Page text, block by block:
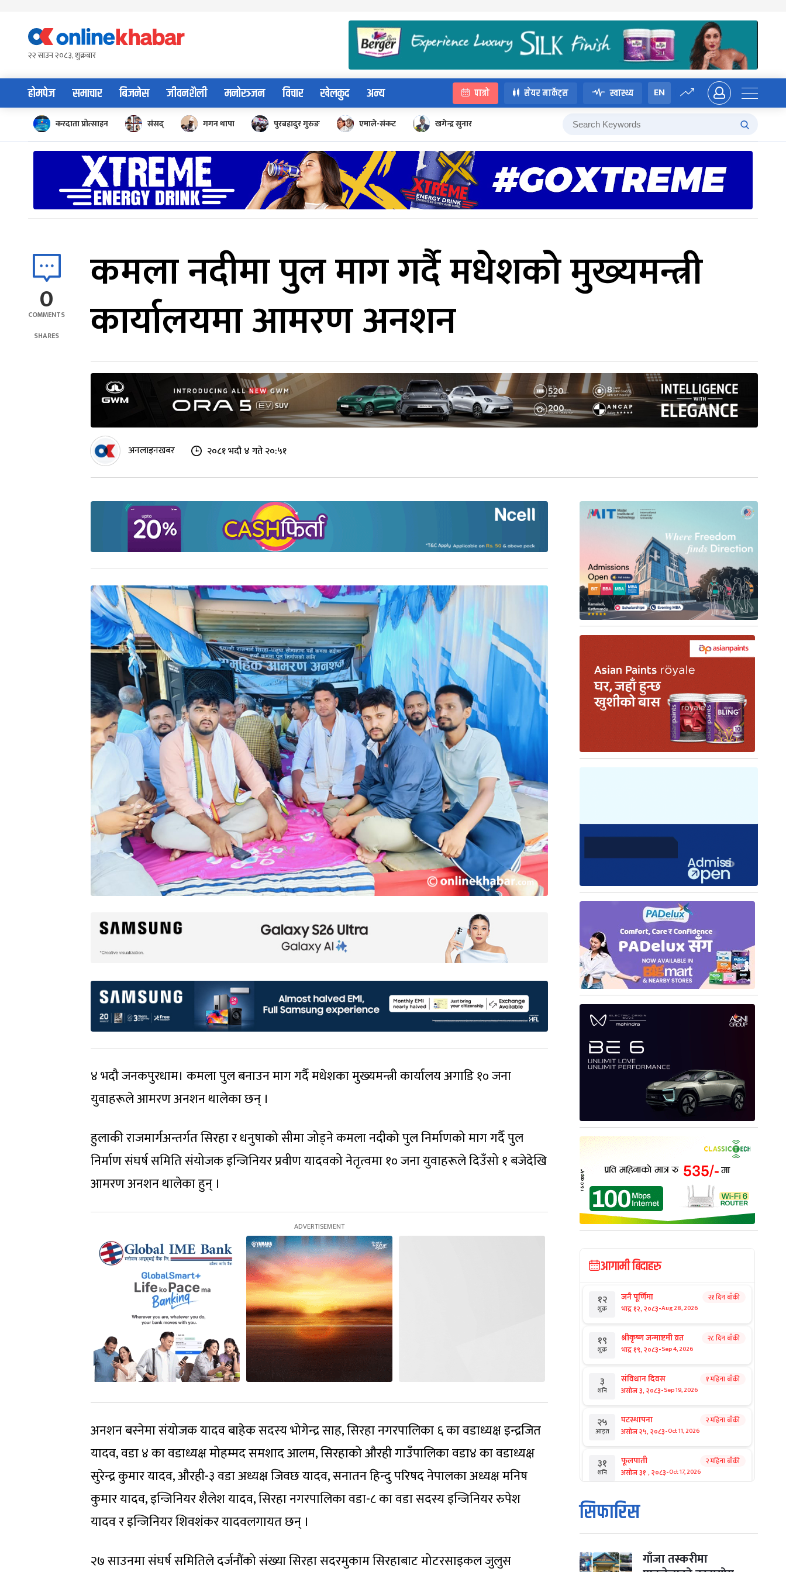
content२२ साउन २०८३, शुक्रबार
होमपेज समाचार बिजनेस जीवनशैली मनोरञ्जन विचार खेलकुद अन्य पात्रो सेयर मार्केट्स स्वास्थ्य EN
करदाता प्रोत्साहन संसद् गगन थापा पुरबहादुर गुरुङ एमाले-संकट खगेन्द्र सुनार
0
COMMENTS
SHARES
कमला नदीमा पुल माग गर्दै मधेशको मुख्‍यमन्त्री
कार्यालयमा आमरण अनशन
अनलाइनखबर २०८१ भदौ ४ गते २०:५१
४ भदौ जनकपुरधाम। कमला पुल बनाउन माग गर्दै मधेशका मुख्‍यमन्त्री कार्यालय अगाडि १० जना
युवाहरूले आमरण अनशन थालेका छन् ।
हुलाकी राजमार्गअन्तर्गत सिरहा र धनुषाको सीमा जोड्ने कमला नदीको पुल निर्माणको माग गर्दै पुल
निर्माण संघर्ष समिति संयोजक इन्जिनियर प्रवीण यादवको नेतृत्वमा १० जना युवाहरूले दिउँसो १ बजेदेखि
आमरण अनशन थालेका हुन् ।
अनशन बस्नेमा संयोजक यादव बाहेक सदस्य भोगेन्द्र साह, सिरहा नगरपालिका ६ का वडाध्यक्ष इन्द्रजित
यादव, वडा ४ का वडाध्यक्ष मोहम्मद समशाद आलम, सिरहाको औरही गाउँपालिका वडा४ का वडाध्यक्ष
सुरेन्द्र कुमार यादव, औरही-३ वडा अध्यक्ष जिवछ यादव, सनातन हिन्दु परिषद नेपालका अध्यक्ष मनिष
कुमार यादव, इन्जिनियर शैलेश यादव, सिरहा नगरपालिका वडा-८ का वडा सदस्य इन्जिनियर रुपेश
यादव र इन्जिनियर शिवशंकर यादवलगायत छन् ।
२७ साउनमा संघर्ष समितिले दर्जनौंको संख्या सिरहा सदरमुकाम सिरहाबाट मोटरसाइकल जुलुस
आगामी बिदाहरु
१२
शुक्र
जनै पूर्णिमा
भाद्र १२, २०८३-Aug 28, 2026
२१ दिन बाँकी
१९
शुक्र
श्रीकृष्ण जन्माष्टमी व्रत
भाद्र १९, २०८३-Sep 4, 2026
२८ दिन बाँकी
३
शनि
संविधान दिवस
असोज ३, २०८३-Sep 19, 2026
१ महिना बाँकी
२५
आइत
घटस्थापना
असोज २५, २०८३-Oct 11, 2026
२ महिना बाँकी
३१
शनि
फूलपाती
असोज ३१ , २०८३-Oct 17, 2026
२ महिना बाँकी
१
आइत
कार्तिक सङ्क्रान्ति
कार्तिक १, २०८३
मंगल कार्तिक ३, २०८३- Oct 20, 2026
सिफारिस
गाँजा तस्करीमा